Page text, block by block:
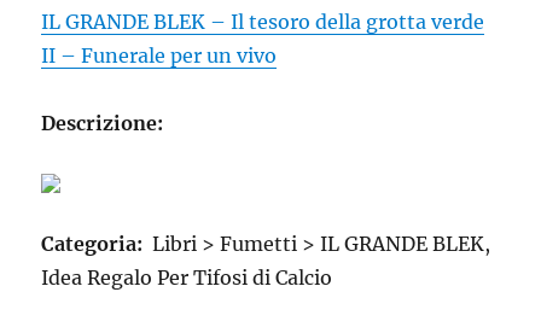
IL GRANDE BLEK – Il tesoro della grotta verde
II – Funerale per un vivo
Descrizione:
Categoria: Libri > Fumetti > IL GRANDE BLEK,
Idea Regalo Per Tifosi di Calcio